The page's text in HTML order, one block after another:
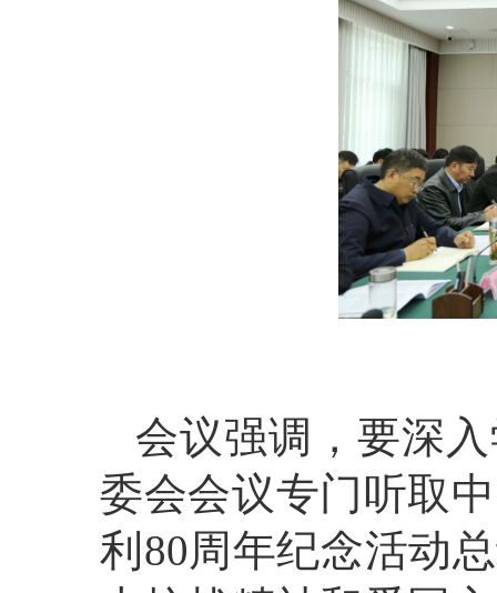
会议强调，要深
委会会议专门听取
利80周年纪念活动